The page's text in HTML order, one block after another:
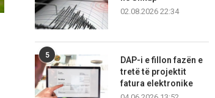
02.08.2026 22:34
5
DAP-i e fillon fazën e
tretë të projektit
fatura elektronike